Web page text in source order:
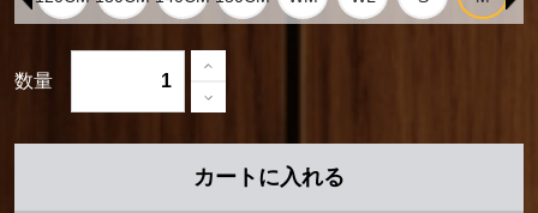
数量
カートに入れる